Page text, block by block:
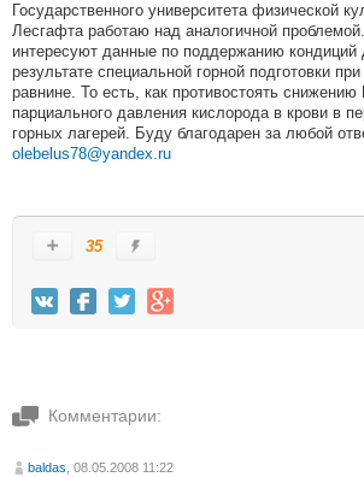
Государственного университета физической
Лесгафта работаю над аналогичной
интересуют данные по поддержанию кондиций
результате специальной горной подготовки
равнине. То есть, как противостоять
парциального давления кислорода в крови в
горных лагерей. Буду благодарен за любой
olebelus78@yandex.ru
35
Комментарии:
baldas , 08.05.2008 11:22